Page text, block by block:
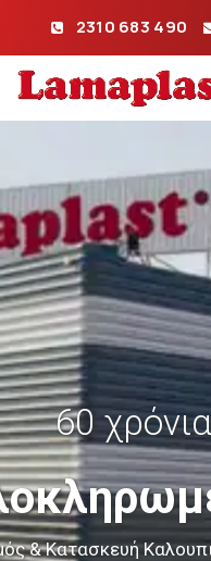
2310 683 490
60
& Κατασκευή